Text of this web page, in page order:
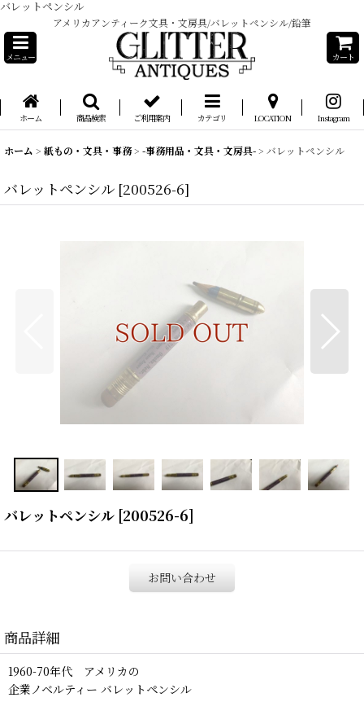
バレットペンシル
アメリカアンティーク文具・文房具/バレットペンシル/鉛筆
メニュー カート
ホーム 商品検索 ご利用案内 カテゴリ LOCATION Instagram
ホーム > 紙もの・文具・事務> -事務用品・文具・文房具-> バレットペンシル
バレットペンシル [200526-6]
バレットペンシル [200526-6]
お問い合わせ
商品詳細
1960-70年代 アメリカの
企業ノベルティー バレットペンシル